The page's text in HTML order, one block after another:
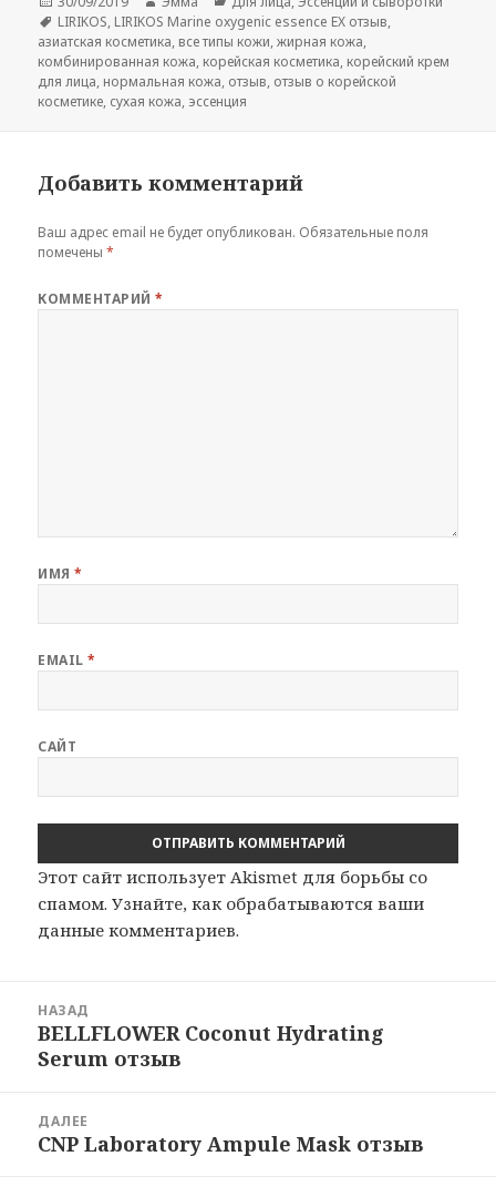
Метки
LIRIKOS, LIRIKOS Marine oxygenic essence EX отзыв,
азиатская косметика, все типы кожи,жирная кожа,
комбинированная кожа, корейская косметика, корейский крем
для лица, нормальная кожа, отзыв, отзыв о корейской
косметике, сухая кожа, эссенция
Добавить комментарий
Ваш адрес email не будет опубликован. Обязательные поля
помечены*
КОММЕНТАРИЙ*
ИМЯ*
EMAIL*
САЙТ
Этот сайт использует Akismet для борьбы со
спамом.Узнайте, как обрабатываются ваши
данные комментариев.
записям
НАЗАД
Предыдущая
запись:
BELLFLOWER Coconut Hydrating
Serum отзыв
ДАЛЕЕ
Следующая
CNP Laboratory Ampule Mask отзыв